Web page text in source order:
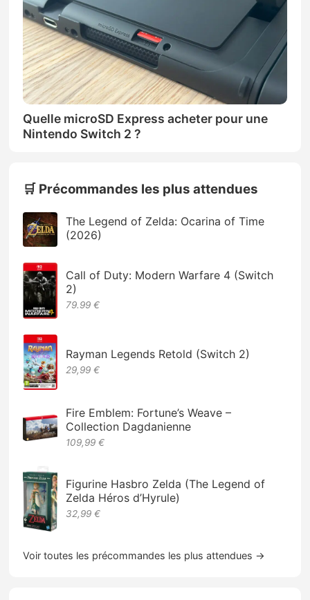
Quelle microSD Express acheter pour une
Nintendo Switch 2 ?
🛒 Précommandes les plus attendues
The Legend of Zelda: Ocarina of Time
(2026)
Call of Duty: Modern Warfare 4 (Switch
2)
79.99 €
Rayman Legends Retold (Switch 2)
29,99 €
Fire Emblem: Fortune’s Weave –
Collection Dagdanienne
109,99 €
Figurine Hasbro Zelda (The Legend of
Zelda Héros d’Hyrule)
32,99 €
Voir toutes les précommandes les plus attendues →